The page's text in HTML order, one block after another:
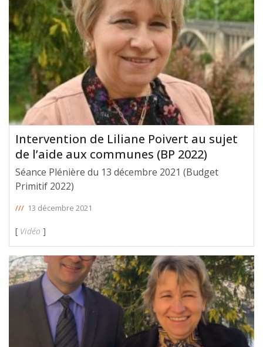
2022. Le montant total de ces
Intervention de Liliane Poivert au sujet
de l’aide aux communes (BP 2022)
Séance Plénière du 13 décembre 2021 (Budget
Primitif 2022)
/// 13 décembre 2021
[ Vidéo ]